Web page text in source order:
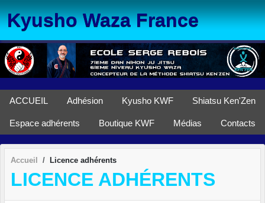
Kyusho Waza France
ACCUEIL Adhésion Kyusho KWF Shiatsu Ken'Zen
Espace adhérents Boutique KWF Médias Contacts
Accueil Licence adhérents
LICENCE ADHÉRENTS